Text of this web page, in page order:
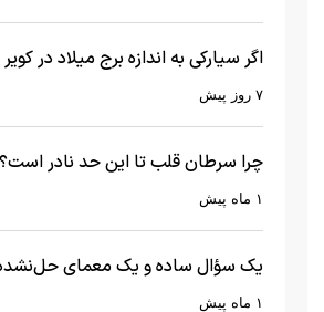
اگر سیارکی به اندازه برج میلاد در
چه اتفاقی می‌افتد؟
۷ روز پیش
چرا سرطان قلب تا این حد نادر
عجیبی که در بدن اتفاق می‌افتد!۱ ماه پیش
یک سؤال ساده و یک معمای
بیگ‌بنگ و آغاز جهان چه چیزی وجود۱ ماه پیش